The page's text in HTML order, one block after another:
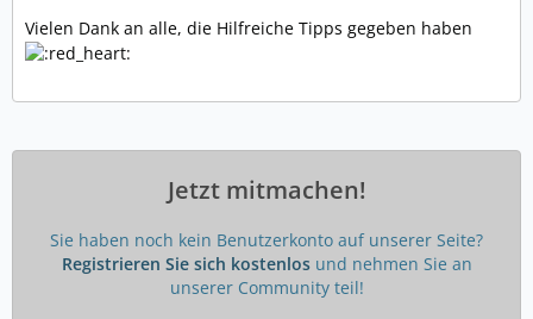
Vielen Dank an alle, die Hilfreiche Tipps gegeben haben
Jetzt mitmachen!
Sie haben noch kein Benutzerkonto auf unserer Seite?
Registrieren Sie sich kostenlosund nehmen Sie an
unserer Community teil!